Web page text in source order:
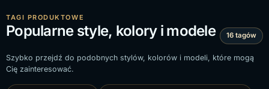
TAGI PRODUKTOWE
Popularne style, kolory i modele 16 tagów
Szybko przejdź do podobnych stylów, kolorów i modeli, które mogą
Cię zainteresować.